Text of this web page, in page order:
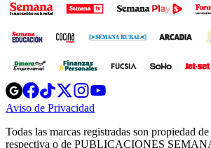
Opens
in
new
Opens
in
new
Opens
in
new
window
Opens
new
windowwindow
Aviso de Privacidad
new
window
Todas las marcas registradas son propiedad
respectiva o de PUBLICACIONES